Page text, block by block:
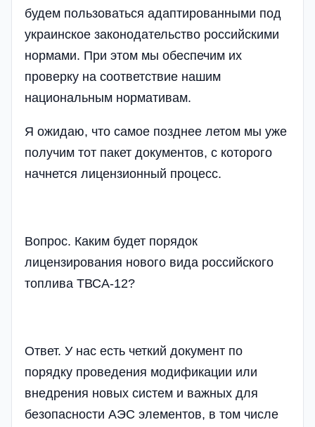
будем пользоваться адаптированными под
украинское законодательство российскими
нормами. При этом мы обеспечим их
проверку на соответствие нашим
национальным нормативам.
Я ожидаю, что самое позднее летом мы уже
получим тот пакет документов, с которого
начнется лицензионный процесс.
Вопрос. Каким будет порядок
лицензирования нового вида российского
топлива ТВСА-12?
Ответ. У нас есть четкий документ по
порядку проведения модификации или
внедрения новых систем и важных для
безопасности АЭС элементов, в том числе